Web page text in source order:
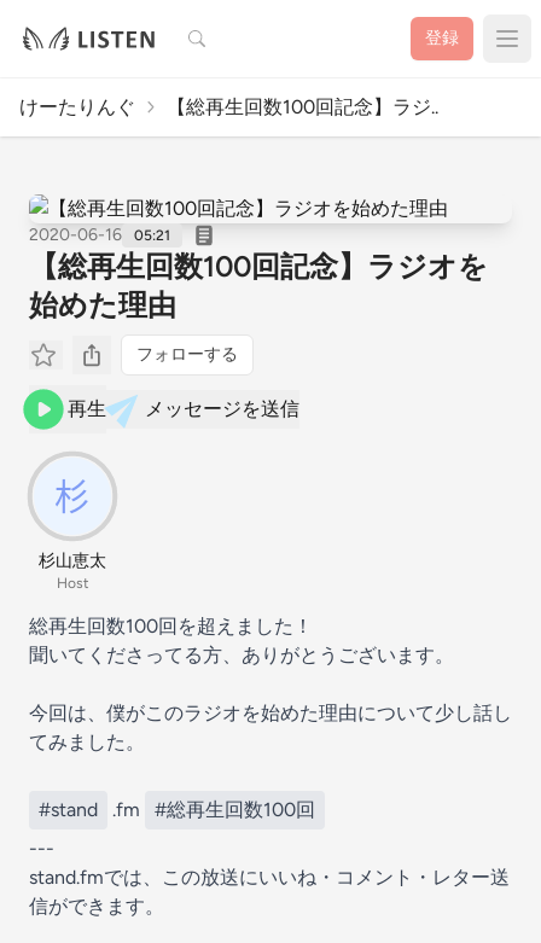
検索 登録
けーたりんぐ 【総再生回数100回記念】ラジ..
2020-06-16 05:21
【総再生回数100回記念】ラジオを
始めた理由
フォローする
再生 メッセージを送信
杉山恵太
Host
総再生回数100回を超えました！
聞いてくださってる方、ありがとうございます。
今回は、僕がこのラジオを始めた理由について少し話し
てみました。
#stand .fm
#総再生回数100回
---
stand.fmでは、この放送にいいね・コメント・レター送
信ができます。